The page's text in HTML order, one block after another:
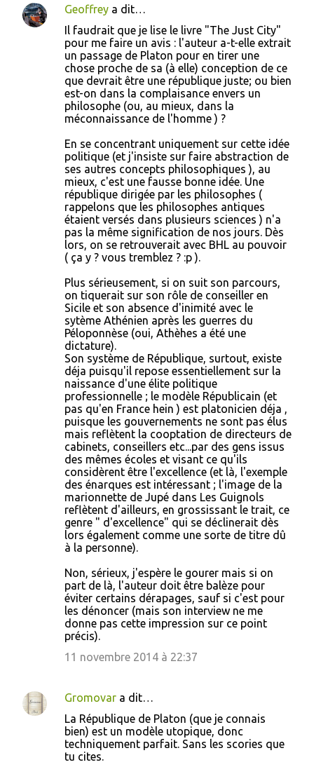
Geoffrey a dit…
Il faudrait que je lise le livre "The Just City"
pour me faire un avis : l'auteur a-t-elle extrait
un passage de Platon pour en tirer une
chose proche de sa (à elle) conception de ce
que devrait être une république juste; ou bien
est-on dans la complaisance envers un
philosophe (ou, au mieux, dans la
méconnaissance de l'homme ) ?
En se concentrant uniquement sur cette idée
politique (et j'insiste sur faire abstraction de
ses autres concepts philosophiques ), au
mieux, c'est une fausse bonne idée. Une
république dirigée par les philosophes (
rappelons que les philosophes antiques
étaient versés dans plusieurs sciences ) n'a
pas la même signification de nos jours. Dès
lors, on se retrouverait avec BHL au pouvoir
( ça y ? vous tremblez ? :p ).
Plus sérieusement, si on suit son parcours,
on tiquerait sur son rôle de conseiller en
Sicile et son absence d'inimité avec le
sytème Athénien après les guerres du
Péloponnèse (oui, Athèhes a été une
dictature).
Son système de République, surtout, existe
déja puisqu'il repose essentiellement sur la
naissance d'une élite politique
professionnelle ; le modèle Républicain (et
pas qu'en France hein ) est platonicien déja ,
puisque les gouvernements ne sont pas élus
mais reflètent la cooptation de directeurs de
cabinets, conseillers etc...par des gens issus
des mêmes écoles et visant ce qu'ils
considèrent être l'excellence (et là, l'exemple
des énarques est intéressant ; l'image de la
marionnette de Jupé dans Les Guignols
reflètent d'ailleurs, en grossissant le trait, ce
genre " d'excellence" qui se déclinerait dès
lors également comme une sorte de titre dû
à la personne).
Non, sérieux, j'espère le gourer mais si on
part de là, l'auteur doit être balèze pour
éviter certains dérapages, sauf si c'est pour
les dénoncer (mais son interview ne me
donne pas cette impression sur ce point
précis).
11 novembre 2014 à 22:37
Gromovar a dit…
La République de Platon (que je connais
bien) est un modèle utopique, donc
techniquement parfait. Sans les scories que
tu cites.